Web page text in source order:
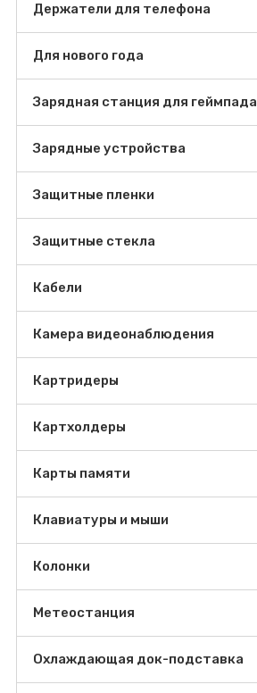
Держатели для телефона
Для нового года
Зарядная станция для геймпада
Зарядные устройства
Защитные пленки
Защитные стекла
Кабели
Камера видеонаблюдения
Картридеры
Картхолдеры
Карты памяти
Клавиатуры и мыши
Колонки
Метеостанция
Охлаждающая док-подставка